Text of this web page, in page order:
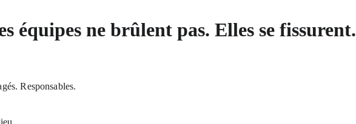
équipes ne brûlent pas. Elles se fissurent.
Responsables.